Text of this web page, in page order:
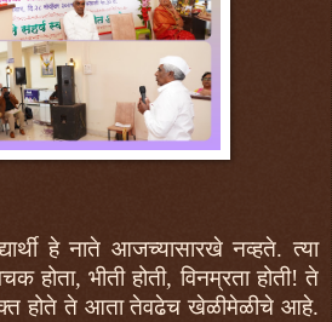
हे नाते आजच्यासारखे नव्हते. त्या
होता, भीती होती, विनम्रता होती! ते
होते ते आता तेवढेच खेळीमेळीचे आहे.